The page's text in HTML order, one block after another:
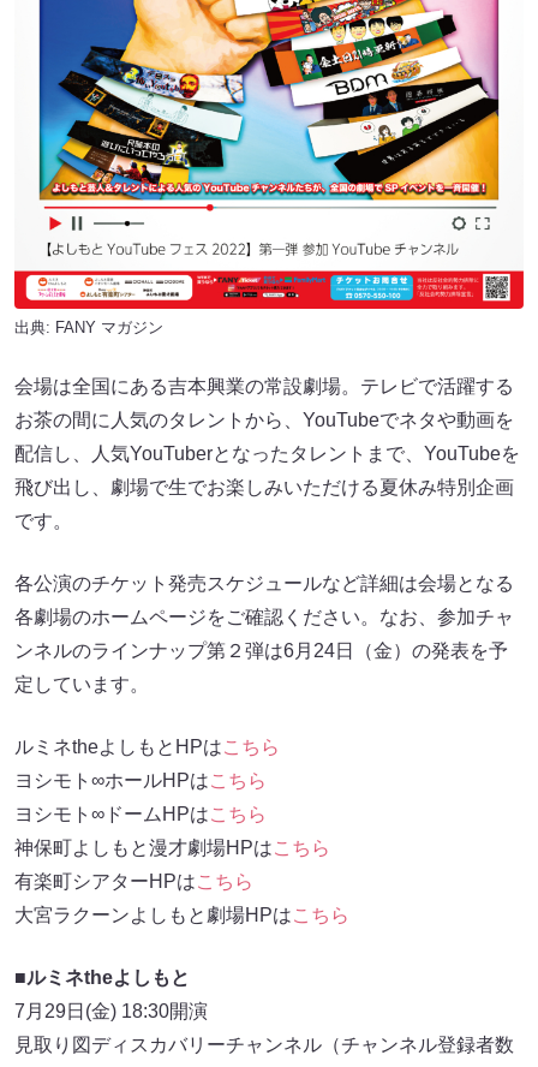
出典: FANY マガジン
会場は全国にある吉本興業の常設劇場。テレビで活躍する
お茶の間に人気のタレントから、YouTubeでネタや動画を
配信し、人気YouTuberとなったタレントまで、YouTubeを
飛び出し、劇場で生でお楽しみいただける夏休み特別企画
です。
各公演のチケット発売スケジュールなど詳細は会場となる
各劇場のホームページをご確認ください。なお、参加チャ
ンネルのラインナップ第２弾は6月24日（金）の発表を予
定しています。
ルミネtheよしもとHPはこちら
ヨシモト∞ホールHPはこちら
ヨシモト∞ドームHPはこちら
神保町よしもと漫才劇場HPはこちら
有楽町シアターHPはこちら
大宮ラクーンよしもと劇場HPはこちら
■ルミネtheよしもと
7月29日(金) 18:30開演
見取り図ディスカバリーチャンネル（チャンネル登録者数